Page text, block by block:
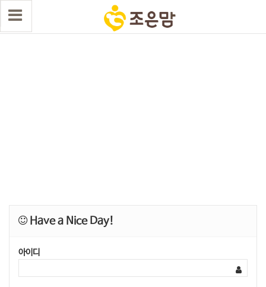
Have a Nice Day!
아이디